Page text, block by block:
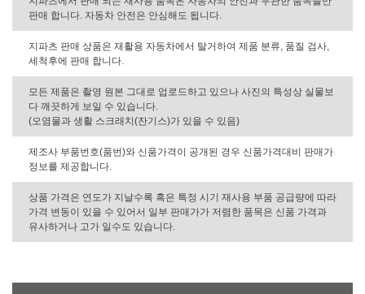
판매 합니다. 자동차 안전은 안심해도 됩니다.
지파츠 판매 상품은 재활용 자동차에서 탈거하여 제품 분류, 품질 검사,
세척후에 판매 합니다.
모든 제품은 촬영 원본 그대로 업로드하고 있으나 사진의 특성상 실물보
다 깨끗하게 보일 수 있습니다.
(오염물과 생활 스크래치(잔기스)가 있을 수 있음)
제조사 부품번호(품번)와 신품가격이 공개된 경우 신품가격대비 판매가
정보를 제공합니다.
상품 가격은 연도가 지날수록 혹은 특정 시기 재사용 부품 공급량에 따라
가격 변동이 있을 수 있어서 일부 판매가가 저렴한 품목은 신품 가격과
유사하거나 고가 일수도 있습니다.